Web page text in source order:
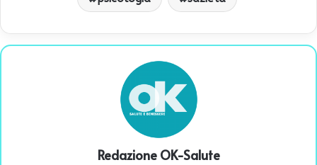
Redazione OK-Salute